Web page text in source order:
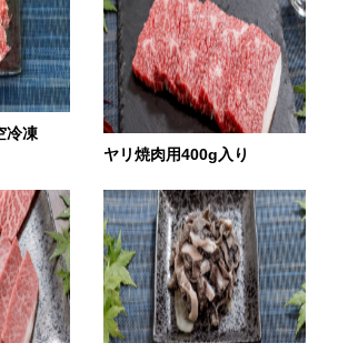
冷凍
ヤリ焼肉用400g入り